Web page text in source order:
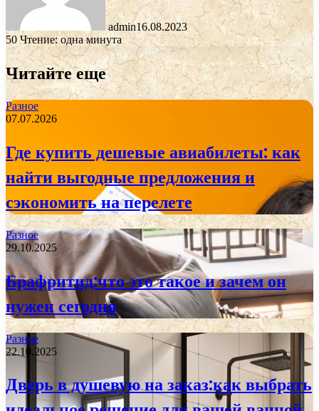
admin16.08.2023
50 Чтение: одна минута
Читайте еще
Разное
07.07.2026
Где купить дешевые авиабилеты: как
найти выгодные предложения и
сэкономить на перелете
Разное
29.10.2025
Брафритид:что это такое и зачем он
нужен сегодня
Разное
22.10.2025
Дверь в душевую на заказ:как выбрать